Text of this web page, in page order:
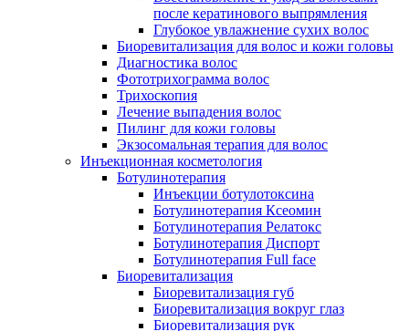
после кератинового выпрямления
Глубокое увлажнение сухих волос
Биоревитализация для волос и кожи головы
Диагностика волос
Фототрихограмма волос
Трихоскопия
Лечение выпадения волос
Пилинг для кожи головы
Экзосомальная терапия для волос
Инъекционная косметология
Ботулинотерапия
Инъекции ботулотоксина
Ботулинотерапия Ксеомин
Ботулинотерапия Релатокс
Ботулинотерапия Диспорт
Ботулинотерапия Full face
Биоревитализация
Биоревитализация губ
Биоревитализация вокруг глаз
Биоревитализация рук